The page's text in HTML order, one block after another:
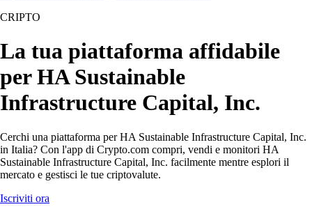
CRIPTO
La tua piattaforma affidabile
per HA Sustainable
Infrastructure Capital, Inc.
Cerchi una piattaforma per HA Sustainable Infrastructure Capital, Inc.
in Italia? Con l'app di Crypto.com compri, vendi e monitori HA
Sustainable Infrastructure Capital, Inc. facilmente mentre esplori il
mercato e gestisci le tue criptovalute.
Iscriviti ora